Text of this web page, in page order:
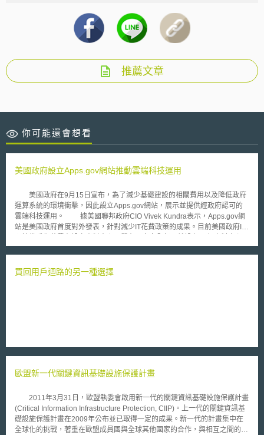
推薦文章
你可能還會想看
美國政府設立Apps.gov網站推動雲端科技運用
美國政府在9月15日宣布，為了減少基礎建設的相關費用以及降低政府
運算系統的環境衝擊，因此設立Apps.gov網站，展示並提供經政府認可的
雲端科技運用。 據美國聯邦政府CIO Vivek Kundra表示，Apps.gov網
站是美國政府首度對外發表，針對減少IT花費政策的成果。目前美國政府IT
而這也造成了聯邦政府的資源消耗在2000年到2006年間增加了兩倍，為了
有的系統。 美國政府目前推動的雲端運算倡議計劃有三個主要內容，
(lightweight workflows)至雲端科技的發展。而在2011年，美國政府則預計
隱私及採購等相關政策。Kundra表示，將會確保所有資料都受到完善保
運算系統專供聯邦政府使用，此系統與Google提供給一般企業的系統相
似，但會針對政府需求稍做修改。除了Google之外，Microsoft、
Facebook、Salesforce.com及Vimeo等公司亦提供雲端運算服務予政府機
關使用。
買回用戶迴路的另一種選擇
歐盟新一代關鍵資訊基礎設施保護計畫
2011年3月31日，歐盟執委會啟用新一代的關鍵資訊基礎設施保護計畫
(Critical Information Infrastructure Protection, CIIP)。上一代的關鍵資訊基
礎設施保護計畫在2009年公布並已取得一定的成果。新一代的計畫集中在
全球化的挑戰，著重在歐盟成員國與全球其他國家的合作，與相互之間的合